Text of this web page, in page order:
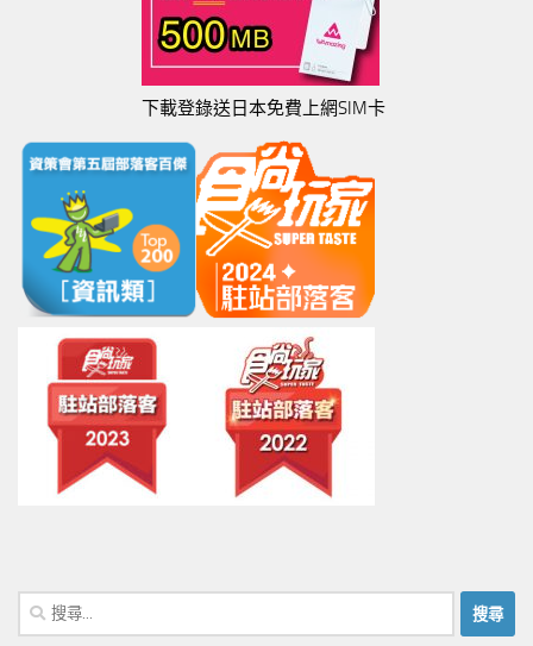
下載登錄送日本免費上網SIM卡
搜
尋